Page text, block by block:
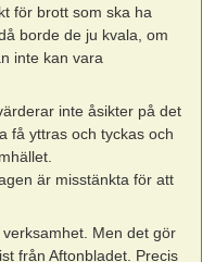
för brott som ska ha
borde de ju kvala, om
inte kan vara
inte åsikter på det
få yttras och tyckas och
är misstänkta för att
Men det gör
från Aftonbladet. Precis